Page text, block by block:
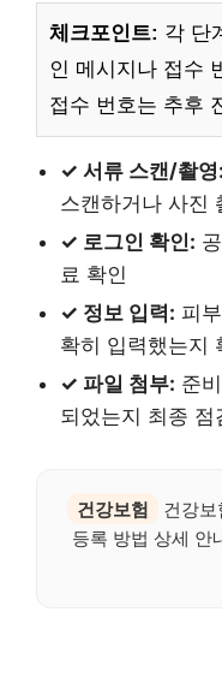
체크포인트: 각 단
인 메시지나 접수
접수 번호는 추후
✓ 서류 스캔/촬영:
스캔하거나 사진
✓ 로그인 확인:
료 확인
✓ 정보 입력: 피
확히 입력했는지
✓ 파일 첨부: 준
되었는지 최종 점
건강보험
건강
등록 방법 상세 안